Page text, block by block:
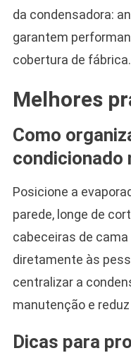
da condensadora:
garantem
cobertura de fábrica.
Melhores
Como
condicionado
Posicione a
parede, longe de
cabeceiras de
diretamente às
centralizar a
manutenção e
Dicas para